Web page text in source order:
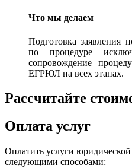
Что мы делаем
Подготовка заявления
по процедуре
сопровождение
ЕГРЮЛ на всех этапах.
Рассчитайте
Оплата услуг
Оплатить услуги
следующими способами: